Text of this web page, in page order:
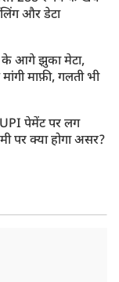
और डेटा
के आगे झुका मेटा,
माफ़ी, गलती भी
पेमेंट पर लग
पर क्या होगा असर?